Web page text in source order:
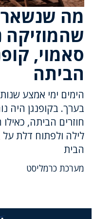
מה שנשאר
שהמוזיקה
סאמוי,
הביתה
הימים ימי אמצע
בערך. בקופנגן היה
חוזרים הביתה,
לילה ולפתוח דלת
הבית
מערכת כרמליסט